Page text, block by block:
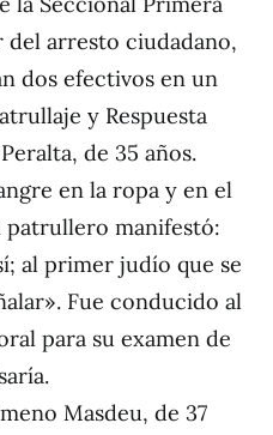
del arresto ciudadano,
dos efectivos en un
y Respuesta
de 35 años.
en la ropa y en el
patrullero manifestó:
al primer judío que se
Fue conducido al
para su examen de
Masdeu, de 37